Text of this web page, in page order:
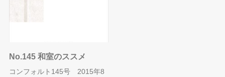
No.145 和室のススメ
コンフォルト145号 2015年8